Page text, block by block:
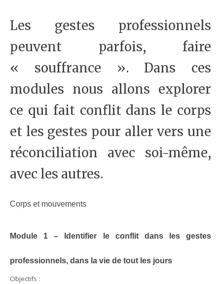
Les gestes professionnels
peuvent parfois, faire
« souffrance ». Dans ces
modules nous allons explorer
ce qui fait conflit dans le corps
et les gestes pour aller vers une
réconciliation avec soi-même,
avec les autres.
Corps et mouvements
Module 1 – Identifier le conflit dans les gestes
professionnels, dans la vie de tout les jours
Objectifs :